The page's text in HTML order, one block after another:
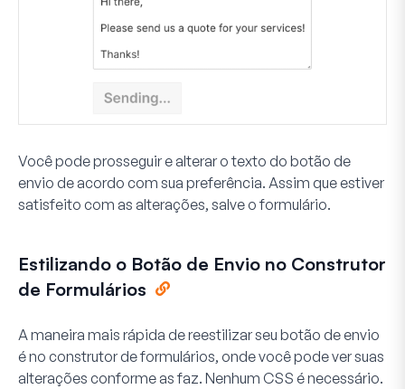
Você pode prosseguir e alterar o texto do botão de
envio de acordo com sua preferência. Assim que estiver
satisfeito com as alterações, salve o formulário.
Estilizando o Botão de Envio no Construtor
de Formulários
A maneira mais rápida de reestilizar seu botão de envio
é no construtor de formulários, onde você pode ver suas
alterações conforme as faz. Nenhum CSS é necessário.